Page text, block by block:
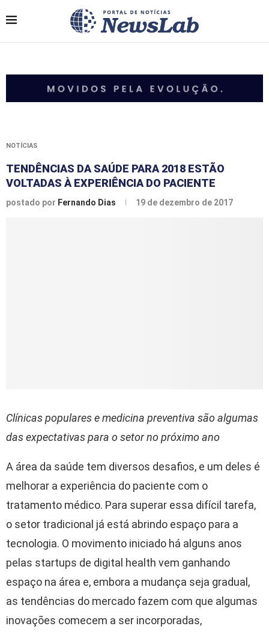
NOTÍCIAS
TENDÊNCIAS DA SAÚDE PARA 2018 ESTÃO
VOLTADAS À EXPERIÊNCIA DO PACIENTE
postado por Fernando Dias 19 de dezembro de 2017
Clínicas populares e medicina preventiva são algumas
das expectativas para o setor no próximo ano
A área da saúde tem diversos desafios, e um deles é
melhorar a experiência do paciente com o
tratamento médico. Para superar essa difícil tarefa,
o setor tradicional já está abrindo espaço para a
tecnologia. O movimento iniciado há alguns anos
pelas startups de digital health vem ganhando
espaço na área e, embora a mudança seja gradual,
as tendências do mercado fazem com que algumas
inovações comecem a ser incorporadas,